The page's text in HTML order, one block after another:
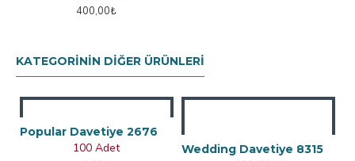
400,00₺
KATEGORININ DIĞER ÜRÜNLERI
Popular Davetiye 2676
100 Adet Wedding Davetiye 8315